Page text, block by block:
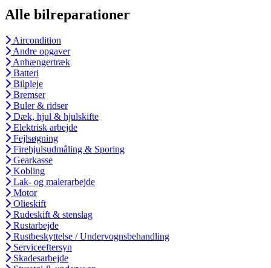
Alle bilreparationer
Aircondition
Andre opgaver
Anhængertræk
Batteri
Bilpleje
Bremser
Buler & ridser
Dæk, hjul & hjulskifte
Elektrisk arbejde
Fejlsøgning
Firehjulsudmåling & Sporing
Gearkasse
Kobling
Lak- og malerarbejde
Motor
Olieskift
Rudeskift & stenslag
Rustarbejde
Rustbeskyttelse / Undervognsbehandling
Serviceeftersyn
Skadesarbejde